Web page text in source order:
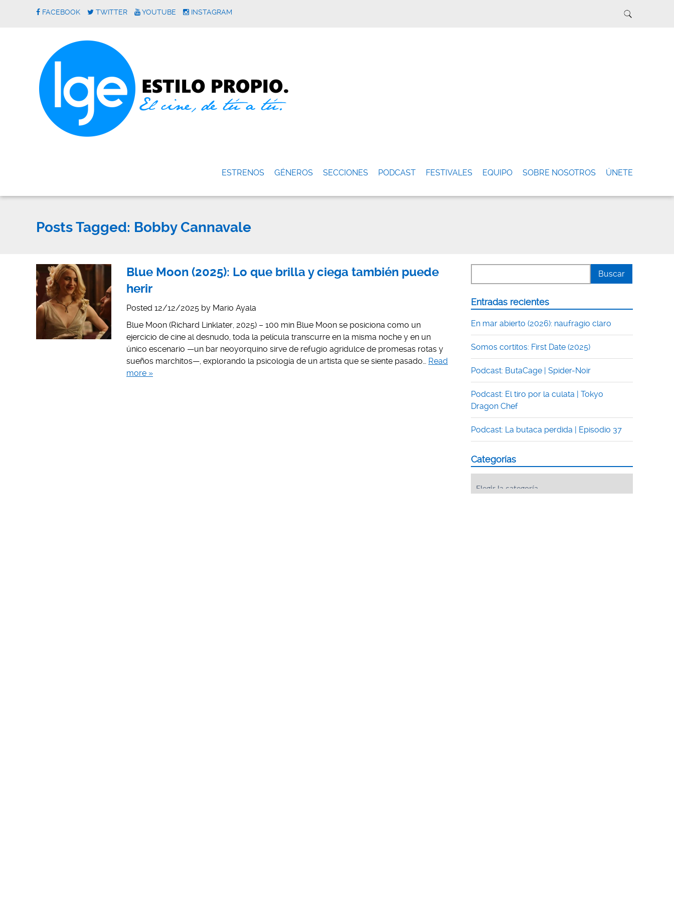
FACEBOOK TWITTER YOUTUBE INSTAGRAM
ESTRENOS GÉNEROS SECCIONES PODCAST FESTIVALES EQUIPO SOBRE NOSOTROS ÚNETE
Posts Tagged: Bobby Cannavale
Blue Moon (2025): Lo que brilla y ciega también puede
herir
Posted 12/12/2025 by Mario Ayala
Blue Moon (Richard Linklater, 2025) – 100 min Blue Moon se posiciona como un
ejercicio de cine al desnudo, toda la película transcurre en la misma noche y en un
único escenario —un bar neoyorquino sirve de refugio agridulce de promesas rotas y
sueños marchitos—, explorando la psicología de un artista que se siente pasado… Read
more »
Entradas recientes
En mar abierto (2026): naufragio claro
Somos cortitos: First Date (2025)
Podcast: ButaCage | Spider-Noir
Podcast: El tiro por la culata | Tokyo
Dragon Chef
Podcast: La butaca perdida | Episodio 37
Categorías